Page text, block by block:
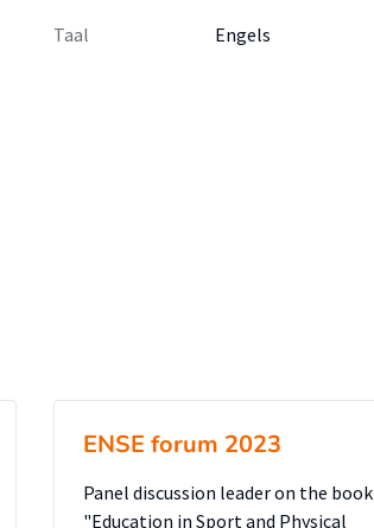
Taal
Engels
ENSE forum 2023
Panel discussion leader on the book
"Education in Sport and Physical